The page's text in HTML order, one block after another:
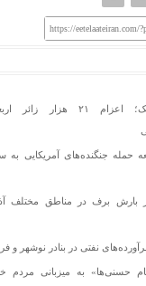
https://eetelaateiran.com/
اینفوگرافیک؛ اعزام ۲۱ هزار
حمله جنگنده‌های آمریکایی به
بارش برف در مناطق مختلف
نفتی در بنادر نوشهر و
حسنی‌ها» به میزبانی مردم